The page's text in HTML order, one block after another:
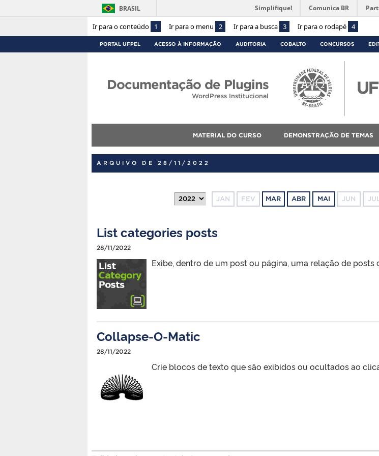
Ir para o conteúdo 1 Ir para o menu 2 Ir para a busca 3 Ir para o rodapé 4
BRASIL Simplifique! Comunica BR
PORTAL UFPEL ACESSO À INFORMAÇÃO AUDITORIA COBALTO CONCURSOS
Documentação de Plugins
WordPress Institucional
MATERIAL DO CURSO DEMONSTRAÇÃO DE TEMAS
ARQUIVO DE 28/11/2022
JAN FEV MAR ABR MAI JUN
List categories posts
28/11/2022
Exibe, dentro de um post ou página, uma relação de posts
Collapse-O-Matic
28/11/2022
Crie blocos de texto que são exibidos ou ocultados ao